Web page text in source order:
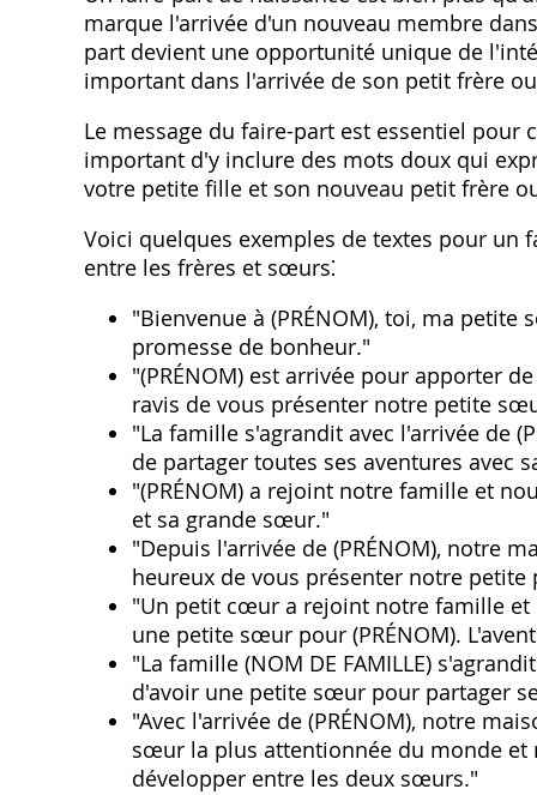
marque l'arrivée d'un nouveau membre
part devient une opportunité unique de
important dans l'arrivée de son petit frère
Le message du faire-part est essentiel pour
important d'y inclure des mots doux qui
votre petite fille et son nouveau petit frère
Voici quelques exemples de textes pour un
entre les frères et sœurs⁚
"Bienvenue à (PRÉNOM)‚ toi‚ ma
promesse de bonheur."
"(PRÉNOM) est arrivée pour apporter
ravis de vous présenter notre petite
"La famille s'agrandit avec l'arrivée de
de partager toutes ses aventures avec
"(PRÉNOM) a rejoint notre famille et
et sa grande sœur."
"Depuis l'arrivée de (PRÉNOM)‚ notre
heureux de vous présenter notre
"Un petit cœur a rejoint notre famille et
une petite sœur pour (PRÉNOM).
"La famille (NOM DE FAMILLE)
d'avoir une petite sœur pour partager
"Avec l'arrivée de (PRÉNOM)‚ notre
sœur la plus attentionnée du monde
développer entre les deux sœurs."